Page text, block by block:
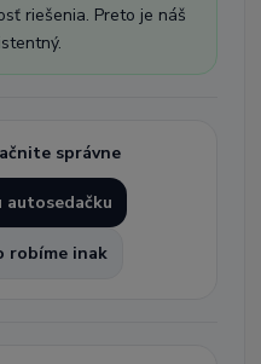
riešenia. Preto je náš
správne
autosedačku
robíme inak